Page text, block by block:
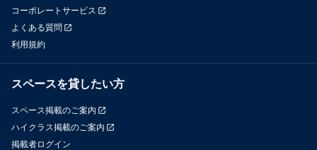
コーポレートサービス
よくある質問
利用規約
スペースを貸したい方
スペース掲載のご案内
ハイクラス掲載のご案内
掲載者ログイン